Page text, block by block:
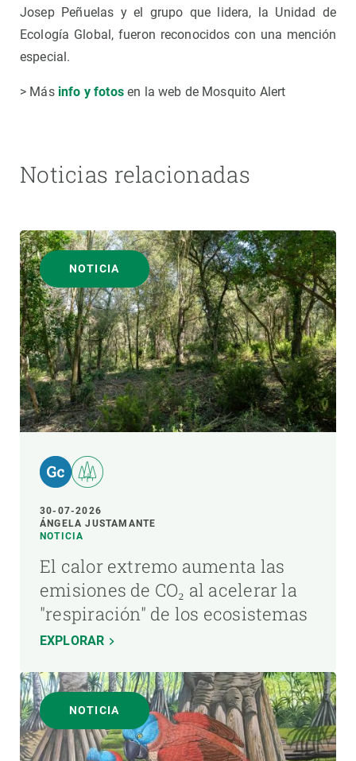
Josep Peñuelas y el grupo que lidera, la Unidad de
Ecología Global, fueron reconocidos con una mención
especial.
> Más info y fotosen la web de Mosquito Alert
Noticias relacionadas
NOTICIA
30-07-2026
ÁNGELA JUSTAMANTE
NOTICIA
El calor extremo aumenta las
emisiones de CO₂ al acelerar la
"respiración" de los ecosistemas
EXPLORAR
NOTICIA